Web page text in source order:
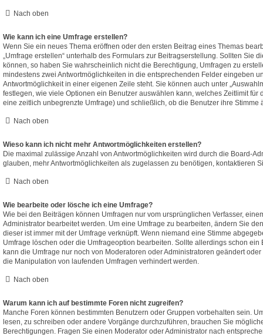
Nach oben
Wie kann ich eine Umfrage erstellen?
Wenn Sie ein neues Thema eröffnen oder den ersten Beitrag eines Themas
„Umfrage erstellen“ unterhalb des Formulars zur Beitragserstellung. Sollten Sie
können, so haben Sie wahrscheinlich nicht die Berechtigung, Umfragen zu
mindestens zwei Antwortmöglichkeiten in die entsprechenden Felder eingeben
Antwortmöglichkeit in einer eigenen Zeile steht. Sie können auch unter
festlegen, wie viele Optionen ein Benutzer auswählen kann, welches Zeitlimit für
eine zeitlich unbegrenzte Umfrage) und schließlich, ob die Benutzer ihre Stimme
Nach oben
Wieso kann ich nicht mehr Antwortmöglichkeiten erstellen?
Die maximal zulässige Anzahl von Antwortmöglichkeiten wird durch die Board-
glauben, mehr Antwortmöglichkeiten als zugelassen zu benötigen, kontaktieren
Nach oben
Wie bearbeite oder lösche ich eine Umfrage?
Wie bei den Beiträgen können Umfragen nur vom ursprünglichen Verfasser,
Administrator bearbeitet werden. Um eine Umfrage zu bearbeiten, ändern Sie
dieser ist immer mit der Umfrage verknüpft. Wenn niemand eine Stimme
Umfrage löschen oder die Umfrageoption bearbeiten. Sollte allerdings schon ein
kann die Umfrage nur noch von Moderatoren oder Administratoren geändert
die Manipulation von laufenden Umfragen verhindert werden.
Nach oben
Warum kann ich auf bestimmte Foren nicht zugreifen?
Manche Foren können bestimmten Benutzern oder Gruppen vorbehalten sein.
lesen, zu schreiben oder andere Vorgänge durchzuführen, brauchen Sie
Berechtigungen. Fragen Sie einen Moderator oder Administrator nach